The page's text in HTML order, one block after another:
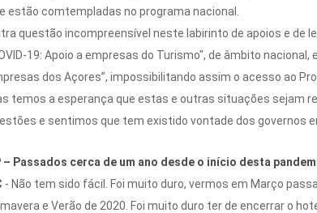
estão comtempladas no programa nacional.
questão incompreensível neste labirinto de apoios e de
19: Apoio a empresas do Turismo", de âmbito
dos Açores”, impossibilitando assim o acesso ao
temos a esperança que estas e outras situações sejam
e sentimos que tem existido vontade dos governos
– Passados cerca de um ano desde o início desta
- Não tem sido fácil. Foi muito duro, vermos em Março
e Verão de 2020. Foi muito duro ter de encerrar o